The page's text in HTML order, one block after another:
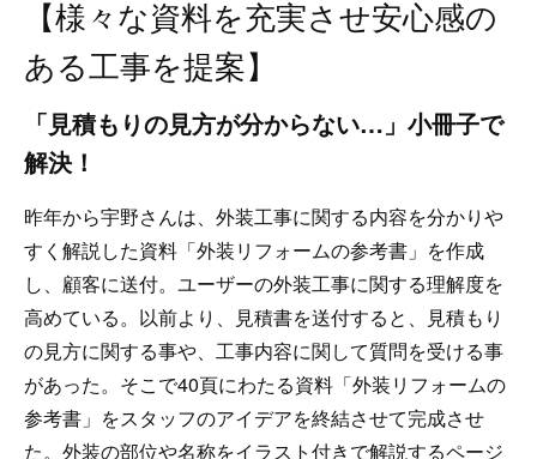
【様々な資料を充実させ安心感の
ある工事を提案】
「見積もりの見方が分からない…」小冊子で
解決！
昨年から宇野さんは、外装工事に関する内容を分かりや
すく解説した資料「外装リフォームの参考書」を作成
し、顧客に送付。ユーザーの外装工事に関する理解度を
高めている。以前より、見積書を送付すると、見積もり
の見方に関する事や、工事内容に関して質問を受ける事
があった。そこで40頁にわたる資料「外装リフォームの
参考書」をスタッフのアイデアを終結させて完成させ
た。外装の部位や名称をイラスト付きで解説するページ